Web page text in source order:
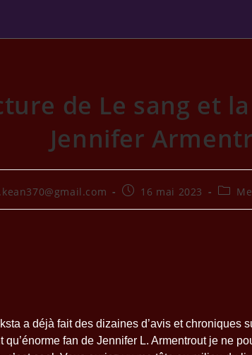
de Le sang et
Jennifer
16 mai 2023
a déjà fait des dizaines d’avis et
fan de Jennifer L. Armentrout je ne